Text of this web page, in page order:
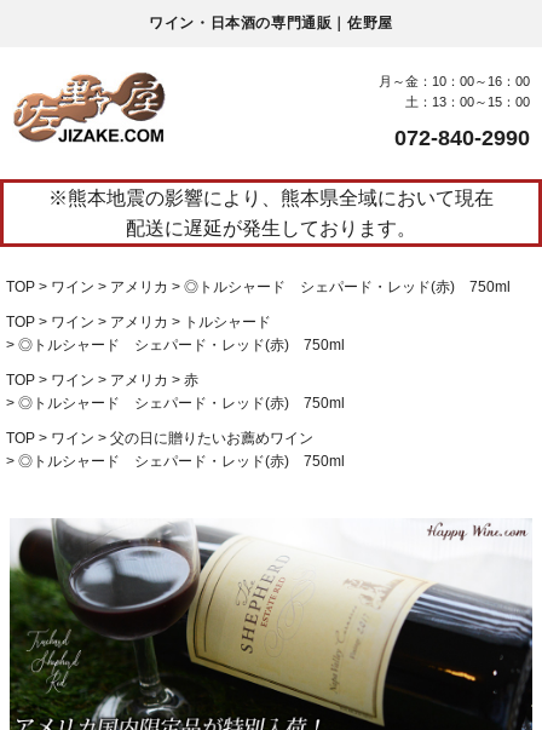
ワイン・日本酒の専門通販｜佐野屋
月～金：10：00～16：00
土：13：00～15：00
072-840-2990
※熊本地震の影響により、熊本県全域において現在
配送に遅延が発生しております。
TOP ワイン アメリカ ◎トルシャード シェパード・レッド(赤) 750ml
TOP ワイン アメリカ
トルシャード
◎トルシャード シェパード・レッド(赤) 750ml
TOP ワイン アメリカ
赤
◎トルシャード シェパード・レッド(赤) 750ml
TOP ワイン
父の日に贈りたいお薦めワイン
◎トルシャード シェパード・レッド(赤) 750ml